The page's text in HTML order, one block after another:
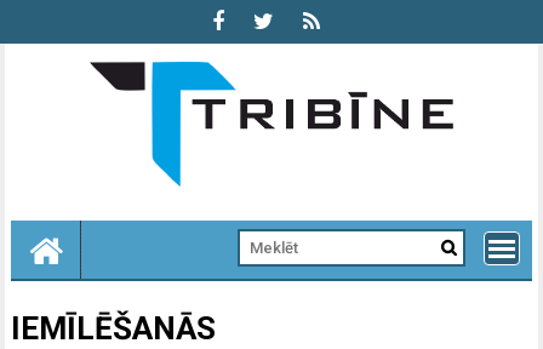
IEMĪLĒŠANĀS